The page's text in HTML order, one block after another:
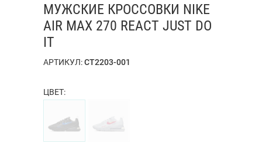
МУЖСКИЕ КРОССОВКИ NIKE
AIR MAX 270 REACT JUST DO
IT
АРТИКУЛ:CT2203-001
ЦВЕТ: